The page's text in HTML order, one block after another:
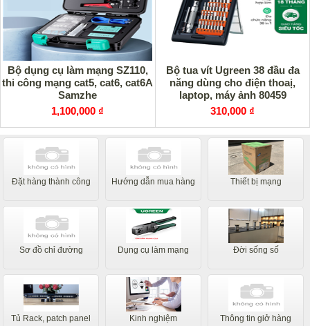
Bộ dụng cụ làm mạng SZ110,
thi công mạng cat5, cat6, cat6A
Samzhe
1,100,000 ₫
Bộ tua vít Ugreen 38 đầu đa
năng dùng cho điện thoaị,
laptop, máy ảnh 80459
310,000 ₫
Đặt hàng thành công Hướng dẫn mua hàng Thiết bị mạng
Sơ đồ chỉ đường Dụng cụ làm mạng Đời sống số
Tủ Rack, patch panel Kinh nghiệm Thông tin giở hàng